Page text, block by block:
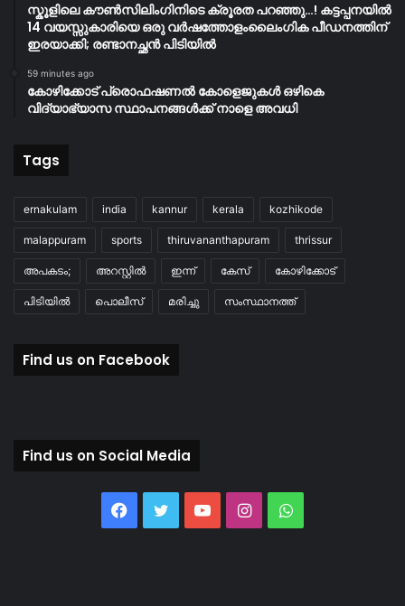
സ്കൂളിലെ കൗൺസിലിംഗിനിടെ ക്രൂരത പറഞ്ഞു…! കട്ടപ്പനയിൽ
14 വയസ്സുകാരിയെ ഒരു വർഷത്തോളംലൈംഗിക പീഡനത്തിന്
ഇരയാക്കി; രണ്ടാനച്ഛൻ പിടിയിൽ
59 minutes ago
കോഴിക്കോട് പ്രൊഫഷണൽ കോളെജുകൾ ഒഴികെ
വിദ്യാഭ്യാസ സ്ഥാപനങ്ങൾക്ക് നാളെ അവധി
Tags
ernakulam india kannur kerala kozhikode
malappuram sports thiruvananthapuram thrissur
അപകടം; അറസ്റ്റിൽ ഇന്ന് കേസ് കോഴിക്കോട്
പിടിയിൽ പൊലീസ് മരിച്ചു സംസ്ഥാനത്ത്
Find us on Facebook
Find us on Social Media
Facebook
TwitterYouTubeInstagramWhatsApp